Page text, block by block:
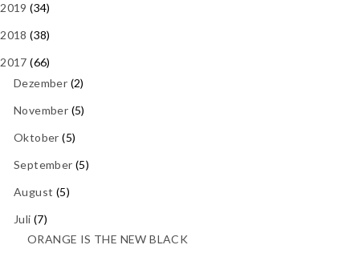
2019(34)
2018(38)
2017(66)
Dezember (2)
November (5)
Oktober(5)
September (5)
August (5)
Juli (7)
ORANGE IS THE NEW BLACK